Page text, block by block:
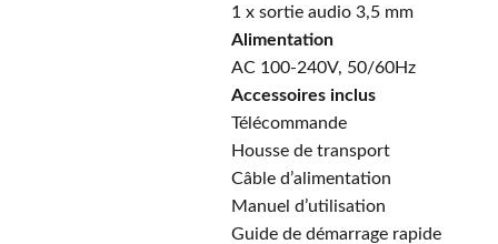
1 x sortie audio 3,5 mm
Alimentation
AC 100-240V, 50/60Hz
Accessoires inclus
Télécommande
Housse de transport
Câble d’alimentation
Manuel d’utilisation
Guide de démarrage rapide